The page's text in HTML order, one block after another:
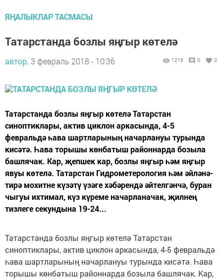
ЯҢАЛЫКЛАР ТАСМАСЫ
Татарстанда бозлы яңгыр көтелә
автор, 3 февраль 2018 - 10:36 1216 0 0
Татарстанда бозлы яңгыр көтелә Татарстан
синоптиклары, актив циклон аркасында, 4-5
февральдә һава шартларының начарлануы турында
кисәтә. Һава торышы көнбатыш районнарда бозыла
башлячак. Кар, җепшек кар, бозлы яңгыр һәм яңгыр
явуы көтелә. Татарстан Гидрометерология һәм әйләнә-
тирә мохитне күзәтү үзәге хәбәрендә әйтелгәнчә, буран
чыгуы ихтимал, күз күреме начарланачак, җилнең
тизлеге секундына 19-24...
Татарстанда бозлы яңгыр көтелә Татарстан
синоптиклары, актив циклон аркасында, 4-5 февральдә
һава шартларының начарлануы турында кисәтә. Һава
торышы көнбатыш районнарда бозыла башлячак. Кар,